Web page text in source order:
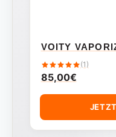
VOITY
(1)
85,00€